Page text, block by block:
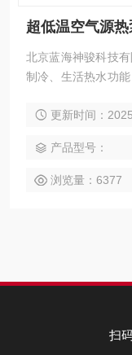
超低温空气源热
北京蓝海神骏科技
制冷、生活热水功
环境温度能持续提
更新时间：
产品型号：
浏览量：6377
扫